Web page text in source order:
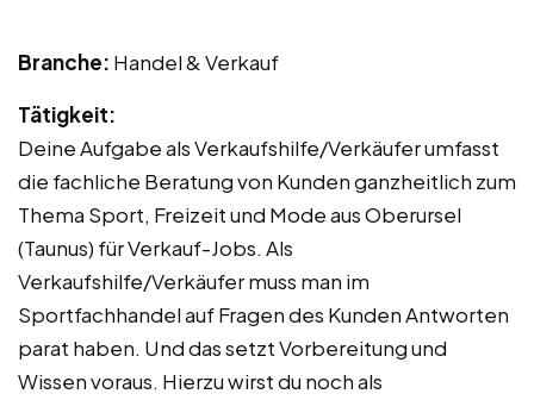
Branche: Handel & Verkauf
Tätigkeit:
Deine Aufgabe als Verkaufshilfe/Verkäufer umfasst
die fachliche Beratung von Kunden ganzheitlich zum
Thema Sport, Freizeit und Mode aus Oberursel
(Taunus) für Verkauf-Jobs. Als
Verkaufshilfe/Verkäufer muss man im
Sportfachhandel auf Fragen des Kunden Antworten
parat haben. Und das setzt Vorbereitung und
Wissen voraus. Hierzu wirst du noch als